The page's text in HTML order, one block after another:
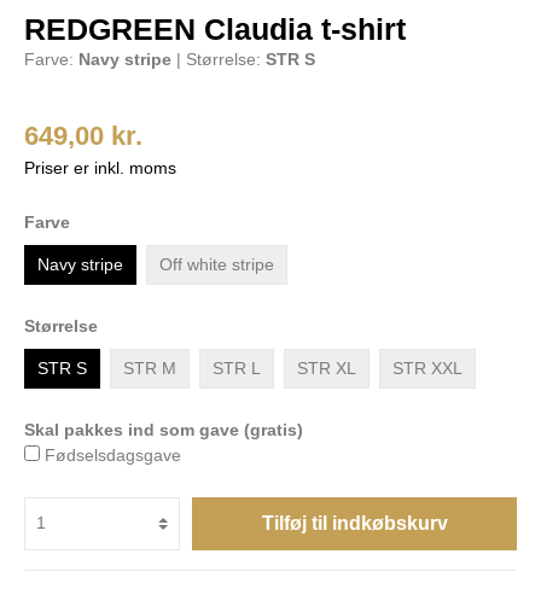
REDGREEN Claudia t-shirt
Farve: Navy stripe | Størrelse: STR S
649,00 kr.
Priser er inkl. moms
Farve
Navy stripe Off white stripe
Størrelse
STR S STR M STR L STR XL STR XXL
Skal pakkes ind som gave (gratis)
Fødselsdagsgave
Tilføj til indkøbskurv